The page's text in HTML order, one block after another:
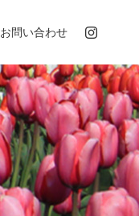
お問い合わせ